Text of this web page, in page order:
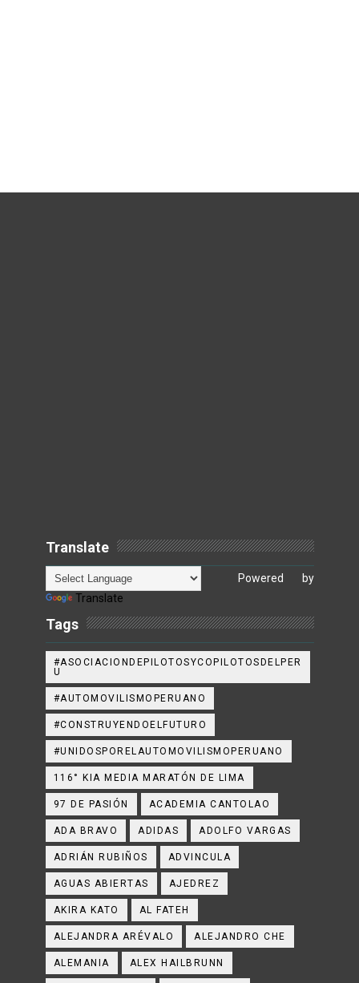
Translate
Powered by
Translate
Tags
#ASOCIACIONDEPILOTOSYCOPILOTOSDELPER
U
#AUTOMOVILISMOPERUANO
#CONSTRUYENDOELFUTURO
#UNIDOSPORELAUTOMOVILISMOPERUANO
116° KIA MEDIA MARATÓN DE LIMA
97 DE PASIÓN ACADEMIA CANTOLAO
ADA BRAVO ADIDAS ADOLFO VARGAS
ADRIÁN RUBIÑOS ADVINCULA
AGUAS ABIERTAS AJEDREZ
AKIRA KATO AL FATEH
ALEJANDRA ARÉVALO ALEJANDRO CHE
ALEMANIA ALEX HAILBRUNN